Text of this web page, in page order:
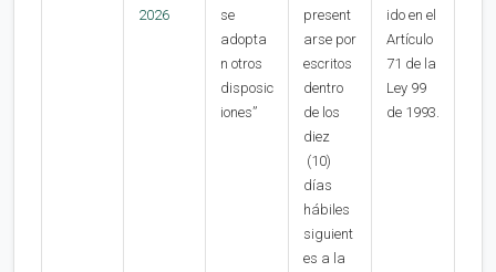
2026
se
adopta
n otros
disposic
iones”
present
arse por
escritos
dentro
de los
diez
(10)
días
hábiles
siguient
es a la
ido en el
Artículo
71 de la
Ley 99
de 1993.